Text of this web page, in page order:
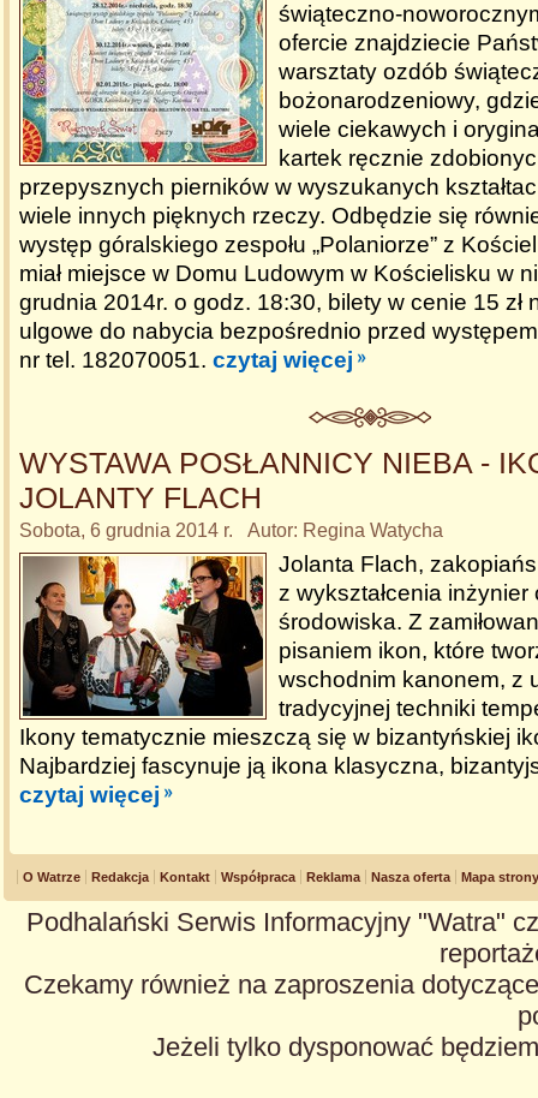
świąteczno-
ofercie znajdziecie
warsztaty ozdób
bożonarodzeniowy,
wiele ciekawych i
kartek ręcznie
przepysznych pierników w wyszukanych
wiele innych pięknych rzeczy. Odbędzie się
występ góralskiego zespołu „Polaniorze” z
miał miejsce w Domu Ludowym w Kościelisku w
grudnia 2014r. o godz. 18:30, bilety w cenie 15 zł
ulgowe do nabycia bezpośrednio przed
nr tel. 182070051. czytaj więcej
WYSTAWA POSŁANNICY NIEBA -
JOLANTY FLACH
Sobota, 6 grudnia 2014 r. Autor: Regina Watycha
Jolanta Flach,
z wykształcenia inżynier
środowiska. Z
pisaniem ikon, które
wschodnim kanonem, z
tradycyjnej techniki
Ikony tematycznie mieszczą się w bizantyńskiej
Najbardziej fascynuje ją ikona klasyczna,
czytaj więcej
O Watrze Redakcja Kontakt Współpraca Reklama Nasza oferta Mapa strony
Podhalański Serwis Informacyjny "Watra"
Czekamy również na zaproszenia
Jeżeli tylko dysponować